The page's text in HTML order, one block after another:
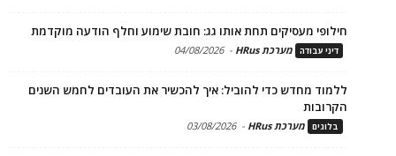
חילופי מעסיקים תחת אותו גג: חובת שימוע וחלף הודעה מוקדמת
דיני עבודה מערכת HRus -
04/08/2026
ללמוד מחדש כדי להוביל: איך להכשיר את העובדים לחמש השנים
הקרובות
בלוגים מערכת HRus -
03/08/2026